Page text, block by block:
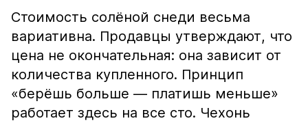
Стоимость солёной снеди весьма
вариативна. Продавцы утверждают, что
цена не окончательная: она зависит от
количества купленного. Принцип
«берёшь больше — платишь меньше»
работает здесь на все сто. Чехонь